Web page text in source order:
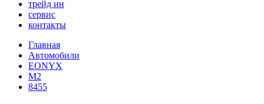
трейд ин
сервис
контакты
Главная
Автомобили
EONYX
M2
8455